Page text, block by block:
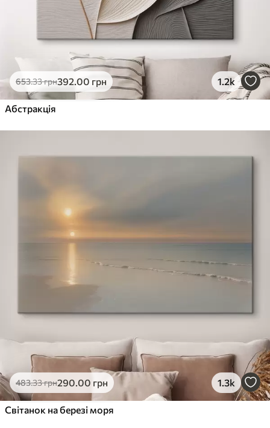
653.33грн392.00 грн 1.2k
Абстракція
483.33грн290.00 грн 1.3k
Світанок на березі моря